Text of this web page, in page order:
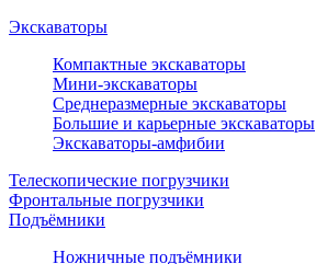
Экскаваторы
Компактные экскаваторы
Мини-экскаваторы
Среднеразмерные экскаваторы
Большие и карьерные экскаваторы
Экскаваторы-амфибии
Телескопические погрузчики
Фронтальные погрузчики
Подъёмники
Ножничные подъёмники